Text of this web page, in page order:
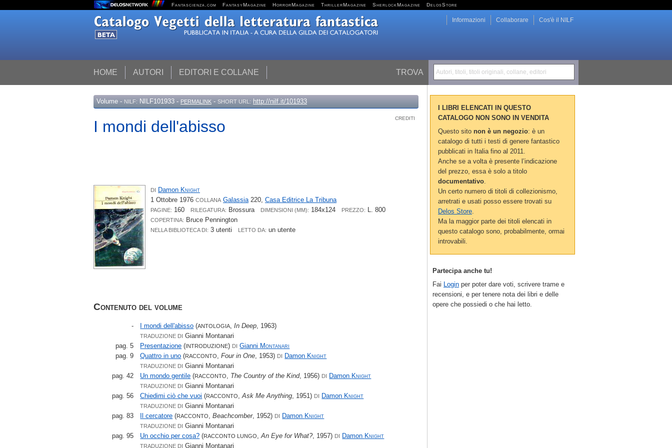
Fantascienza.com FantasyMagazine HorrorMagazine ThrillerMagazine SherlockMagazine DelosStore
TROVA Autori, titoli, titoli originali, collane, editori
HOME AUTORI EDITORI E COLLANE
Cos'è il NILF
Collaborare
Informazioni
Volume - NILF: NILF101933 - PERMALINK - SHORT URL: http://nilf.it/101933
I mondi dell'abisso CREDITI
DI Damon Knight
1 Ottobre 1976 COLLANA Galassia220, Casa Editrice La Tribuna
PAGINE: 160 RILEGATURA: Brossura DIMENSIONI (MM): 184x124 PREZZO: L. 800
COPERTINA: Bruce Pennington
NELLA BIBLIOTECA DI: 3 utenti LETTO DA: un utente
Contenuto del volume
- I mondi dell'abisso (ANTOLOGIA,In Deep, 1963)
TRADUZIONE DI Gianni Montanari
pag. 5
Presentazione ( INTRODUZIONE) DI Gianni Montanari
pag. 9
Quattro in uno (RACCONTO,Four in One, 1953) DI Damon Knight
TRADUZIONE DI Gianni Montanari
pag. 42
Un mondo gentile (RACCONTO, The Country of the Kind, 1956) DI Damon Knight
TRADUZIONE DI Gianni Montanari
pag. 56
Chiedimi ciò che vuoi (RACCONTO,Ask Me Anything, 1951) DI Damon Knight
TRADUZIONE DI Gianni Montanari
pag. 83
Il cercatore (RACCONTO,Beachcomber, 1952) DI Damon Knight
TRADUZIONE DI Gianni Montanari
pag. 95
Un occhio per cosa? (RACCONTO LUNGO,An Eye for What?, 1957) DI Damon Knight
TRADUZIONE DI Gianni Montanari
I LIBRI ELENCATI IN QUESTO
CATALOGO NON SONO IN VENDITA
Questo sito non è un negozio: è un
catalogo di tutti i testi di genere fantastico
pubblicati in Italia fino al 2011.
Anche se a volta è presente l’indicazione
del prezzo, essa è solo a titolo
documentativo
Un certo numero di titoli di collezionismo,
arretrati e usati posso essere trovati su
Delos Store
Ma la maggior parte dei titoli elencati in
questo catalogo sono, probabilmente, ormai
introvabili.
Partecipa anche tu!
Fai Login per poter dare voti, scrivere trame e
recensioni, e per tenere nota dei libri e delle
opere che possiedi o che hai letto.